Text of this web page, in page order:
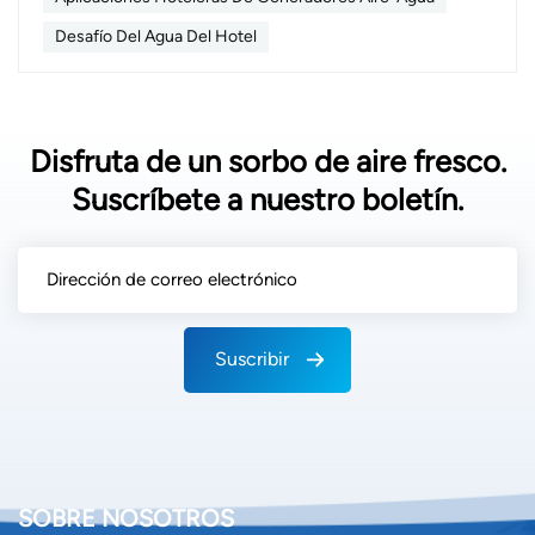
Desafío Del Agua Del Hotel
Disfruta de un sorbo de aire fresco.
Suscríbete a nuestro boletín.
Suscribir
SOBRE NOSOTROS